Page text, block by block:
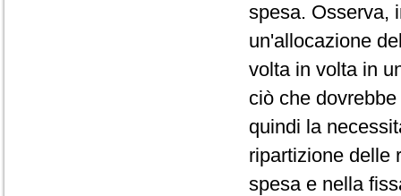
spesa. Osserva,
un'allocazione
volta in volta in
ciò che
quindi la
ripartizione delle
spesa e nella